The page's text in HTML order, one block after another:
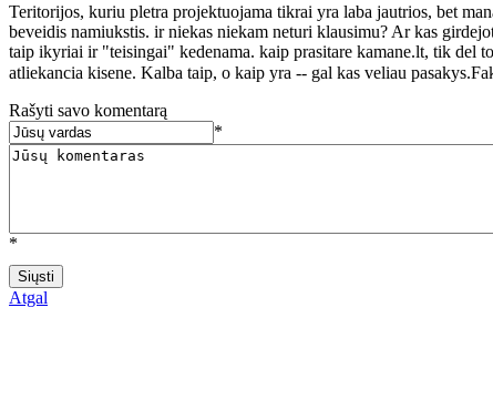
Teritorijos, kuriu pletra projektuojama tikrai yra laba jautrios, bet
beveidis namiukstis. ir niekas niekam neturi klausimu? Ar kas
taip ikyriai ir "teisingai" kedenama. kaip prasitare kamane.lt, tik del
atliekancia kisene. Kalba taip, o kaip yra -- gal kas veliau
Rašyti savo komentarą
*
*
Atgal